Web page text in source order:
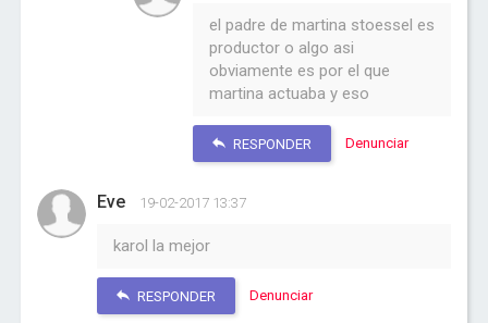
el padre de martina stoessel es
productor o algo asi
obviamente es por el que
martina actuaba y eso
RESPONDER Denunciar
Eve 19-02-2017 13:37
karol la mejor
RESPONDER Denunciar